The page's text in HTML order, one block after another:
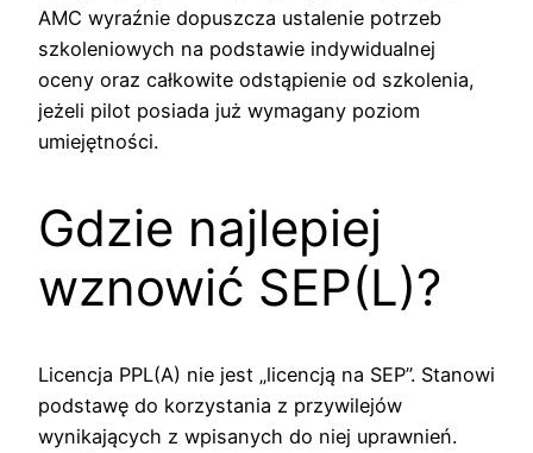
AMC wyraźnie dopuszcza ustalenie potrzeb
szkoleniowych na podstawie indywidualnej
oceny oraz całkowite odstąpienie od szkolenia,
jeżeli pilot posiada już wymagany poziom
umiejętności.
Gdzie najlepiej
wznowić SEP(L)?
Licencja PPL(A) nie jest „licencją na SEP”. Stanowi
podstawę do korzystania z przywilejów
wynikających z wpisanych do niej uprawnień.